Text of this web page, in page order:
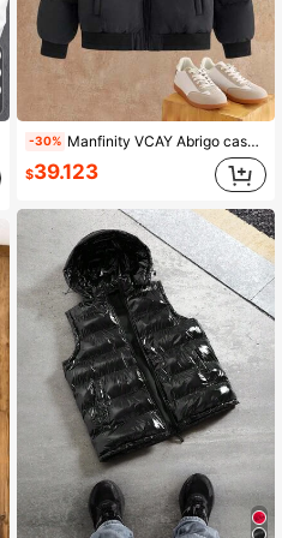
-30% Manfinity VCAY Abrigo casual de invierno con capucha con cordón y cremallera frontal de unicolor, de manga larga, estilo streetwear Y2K para hombres
$39.123